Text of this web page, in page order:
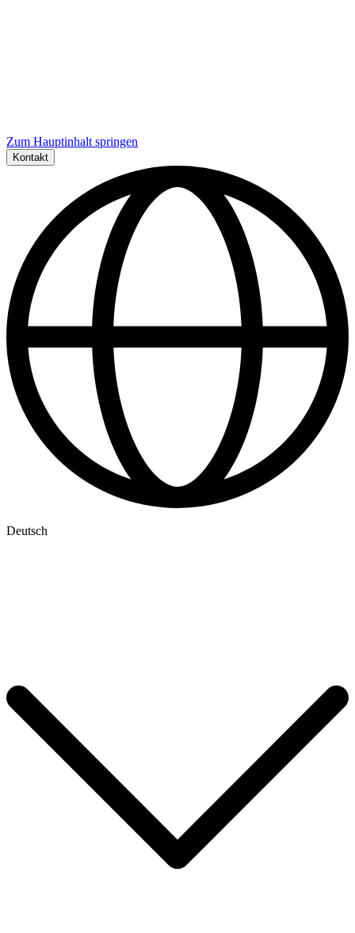
Zum Hauptinhalt springen
Kontakt
Deutsch